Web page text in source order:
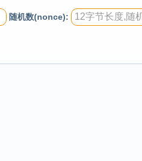
随机数(nonce):